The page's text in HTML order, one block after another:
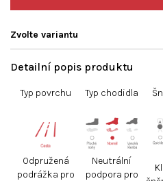
Zvolte variantu
Detailní popis produktu
Typ povrchu Typ chodidla
Odpružená
podrážka pro
Neutrální
podpora pro